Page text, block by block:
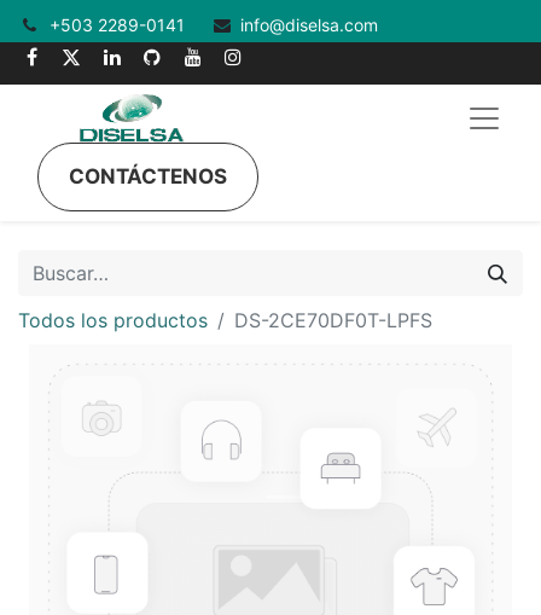
+503 2289-0141 info@diselsa.com
CONTÁCTENOS
Todos los productos DS-2CE70DF0T-LPFS